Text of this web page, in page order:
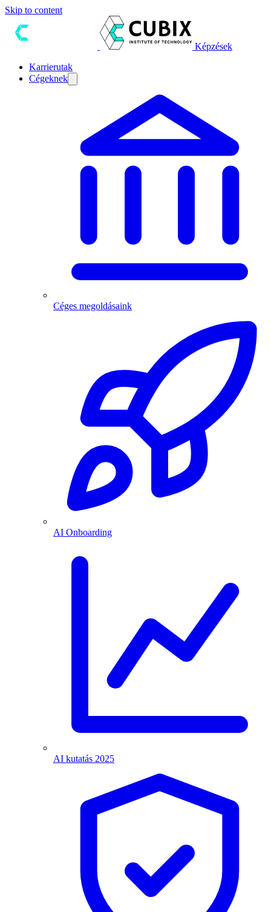
Skip to content
Képzések
Karrierutak
Cégeknek
Céges megoldásaink
AI Onboarding
AI kutatás 2025